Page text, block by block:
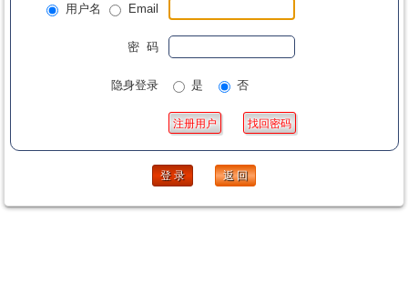
用户名 Email
密 码
隐身登录 是 否